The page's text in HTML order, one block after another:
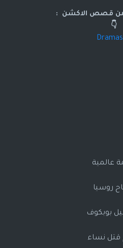
من قصص الاكشن :
👇
عالمية
روسيا
بوبكوف
قتل نساء